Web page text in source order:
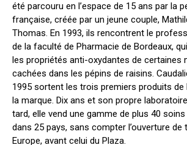
été parcouru en l’espace de 15 ans par la
française, créée par un jeune couple,
Thomas. En 1993, ils rencontrent le
de la faculté de Pharmacie de Bordeaux,
les propriétés anti-oxydantes de certaines
cachées dans les pépins de raisins.
1995 sortent les trois premiers produits de
la marque. Dix ans et son propre
tard, elle vend une gamme de plus 40
dans 25 pays, sans compter l’ouverture de
Europe, avant celui du Plaza.